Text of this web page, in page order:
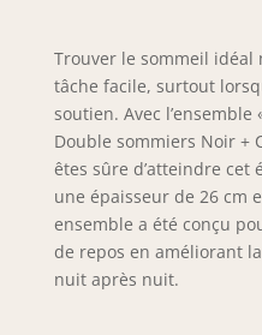
Trouver le sommeil idéal
tâche facile, surtout
soutien. Avec l’ensemble
Double sommiers Noir +
êtes sûre d’atteindre
une épaisseur de 26 cm
ensemble a été conçu
de repos en améliorant
nuit après nuit.